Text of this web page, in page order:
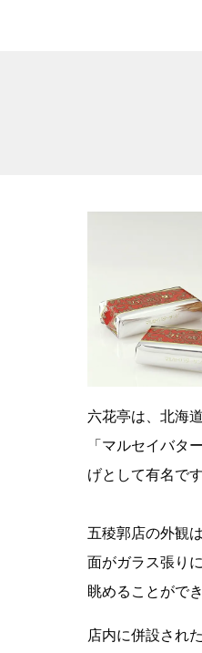
六花亭は、北海
「マルセイバタ
げとして有名です
五稜郭店の外観
面がガラス張り
眺めることがで
店内に併設され